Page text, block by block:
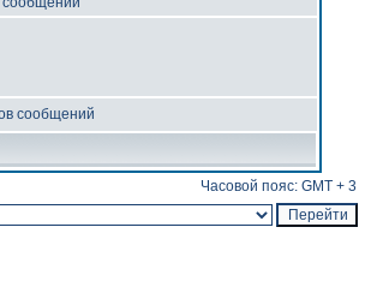
сообщений
Часовой пояс: GMT + 3